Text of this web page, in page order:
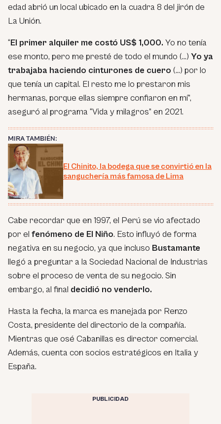
edad abrió un local ubicado en la cuadra 8 del jirón de
La Unión.
“El primer alquiler me costó US$ 1,000. Yo no tenía
ese monto, pero me presté de todo el mundo (…) Yo ya
trabajaba haciendo cinturones de cuero (…) por lo
que tenía un capital. El resto me lo prestaron mis
hermanas, porque ellas siempre confiaron en mí”,
aseguró al programa “Vida y milagros” en 2021.
MIRA TAMBIÉN:
El Chinito, la bodega que se convirtió en la
sanguchería más famosa de Lima
Cabe recordar que en 1997, el Perú se vio afectado
por el fenómeno de El Niño. Esto influyó de forma
negativa en su negocio, ya que incluso Bustamante
llegó a preguntar a la Sociedad Nacional de Industrias
sobre el proceso de venta de su negocio. Sin
embargo, al final decidió no venderlo.
Hasta la fecha, la marca es manejada por Renzo
Costa, presidente del directorio de la compañía.
Mientras que osé Cabanillas es director comercial.
Además, cuenta con socios estratégicos en Italia y
España.
PUBLICIDAD